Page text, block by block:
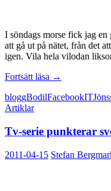
I söndags morse fick jag
att gå ut på nätet, från det
igen. Vila hela vilodan
Fortsätt läsa En
idé
→
bloggBodilFacebookIT
Artiklar
Tv-serie punkterar
2011-04-15 Stefan